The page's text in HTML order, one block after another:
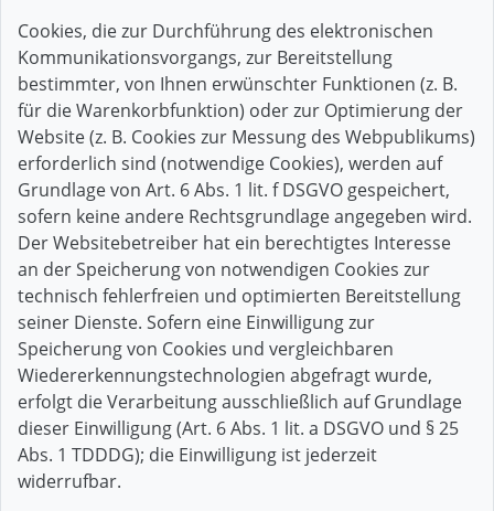
Cookies, die zur Durchführung des elektronischen
Kommunikationsvorgangs, zur Bereitstellung
bestimmter, von Ihnen erwünschter Funktionen (z. B.
für die Warenkorbfunktion) oder zur Optimierung der
Website (z. B. Cookies zur Messung des Webpublikums)
erforderlich sind (notwendige Cookies), werden auf
Grundlage von Art. 6 Abs. 1 lit. f DSGVO gespeichert,
sofern keine andere Rechtsgrundlage angegeben wird.
Der Websitebetreiber hat ein berechtigtes Interesse
an der Speicherung von notwendigen Cookies zur
technisch fehlerfreien und optimierten Bereitstellung
seiner Dienste. Sofern eine Einwilligung zur
Speicherung von Cookies und vergleichbaren
Wiedererkennungstechnologien abgefragt wurde,
erfolgt die Verarbeitung ausschließlich auf Grundlage
dieser Einwilligung (Art. 6 Abs. 1 lit. a DSGVO und § 25
Abs. 1 TDDDG); die Einwilligung ist jederzeit
widerrufbar.